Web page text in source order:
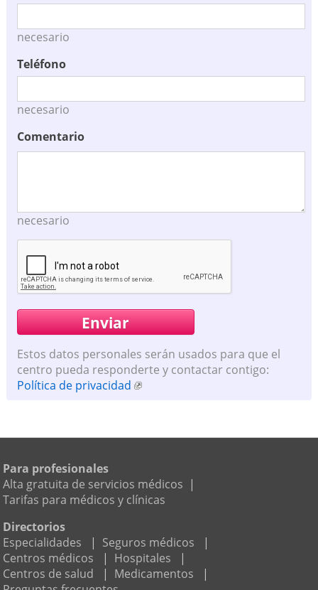
necesario
Teléfono
necesario
Comentario
necesario
Estos datos personales serán usados para que el
centro pueda responderte y contactar contigo:
Política de privacidad
Para profesionales
Alta gratuita de servicios médicos |
Tarifas para médicos y clínicas
Directorios
Especialidades
| Seguros médicos
|
Centros médicos
| Hospitales
|
Centros de salud
| Medicamentos
|